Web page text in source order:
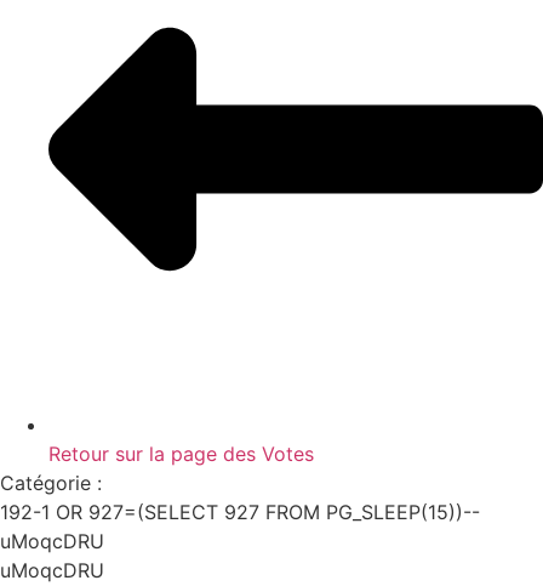
Retour sur la page des Votes
Catégorie :
192-1 OR 927=(SELECT 927 FROM PG_SLEEP(15))--
uMoqcDRU
uMoqcDRU